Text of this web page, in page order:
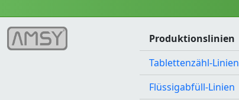
Produktionslinien
Tablettenzähl-Linien
Flüssigabfüll-Linien